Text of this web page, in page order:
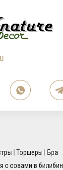
| Торшеры | Бра
с совами в